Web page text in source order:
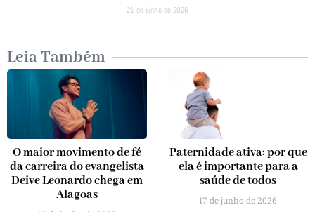
21 de junho de 2026
O maior movimento de fé
da carreira do evangelista
Deive Leonardo chega em
Alagoas
Paternidade ativa: por que
ela é importante para a
saúde de todos
17 de junho de 2026
Leia Também